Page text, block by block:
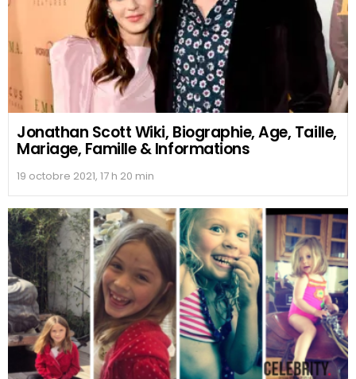
Jonathan Scott Wiki, Biographie, Age, Taille,
Mariage, Famille & Informations
19 octobre 2021, 17 h 20 min